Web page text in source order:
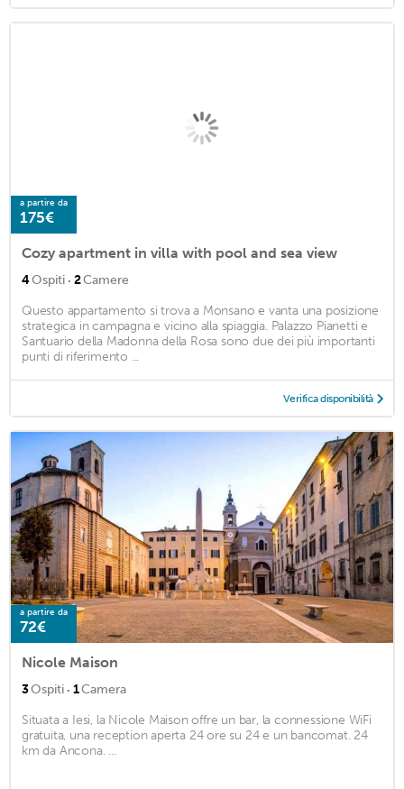
a partire da
175€
Cozy apartment in villa with pool and sea view
4Ospiti · 2Camere
Questo appartamento si trova a Monsano e vanta una posizione
strategica in campagna e vicino alla spiaggia. Palazzo Pianetti e
Santuario della Madonna della Rosa sono due dei più importanti
punti di riferimento ...
Verifica disponibilità
a partire da
72€
Nicole Maison
3Ospiti · 1Camera
Situata a Iesi, la Nicole Maison offre un bar, la connessione WiFi
gratuita, una reception aperta 24 ore su 24 e un bancomat. 24
km da Ancona. ...